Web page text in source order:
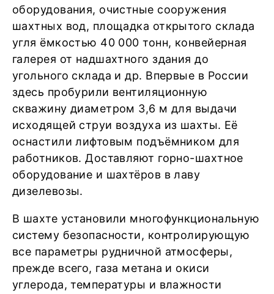
оборудования, очистные сооружения
шахтных вод, площадка открытого склада
угля ёмкостью 40 000 тонн, конвейерная
галерея от надшахтного здания до
угольного склада и др. Впервые в России
здесь пробурили вентиляционную
скважину диаметром 3,6 м для выдачи
исходящей струи воздуха из шахты. Её
оснастили лифтовым подъёмником для
работников. Доставляют горно-шахтное
оборудование и шахтёров в лаву
дизелевозы.
В шахте установили многофункциональную
систему безопасности, контролирующую
все параметры рудничной атмосферы,
прежде всего, газа метана и окиси
углерода, температуры и влажности